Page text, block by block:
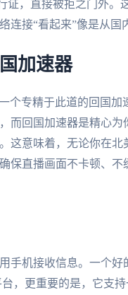
，直接被拒之门外。
接“看起来”像是从国
加速器
个专精于此道的回国加
而回国加速器是精心为
这意味着，无论你在北
保直播画面不卡顿、不
手机接收信息。一个好
台，更重要的是，它支